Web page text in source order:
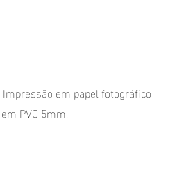
em papel fotográfico
PVC 5mm.